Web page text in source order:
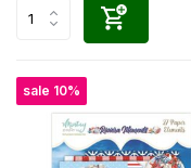
sale 10%